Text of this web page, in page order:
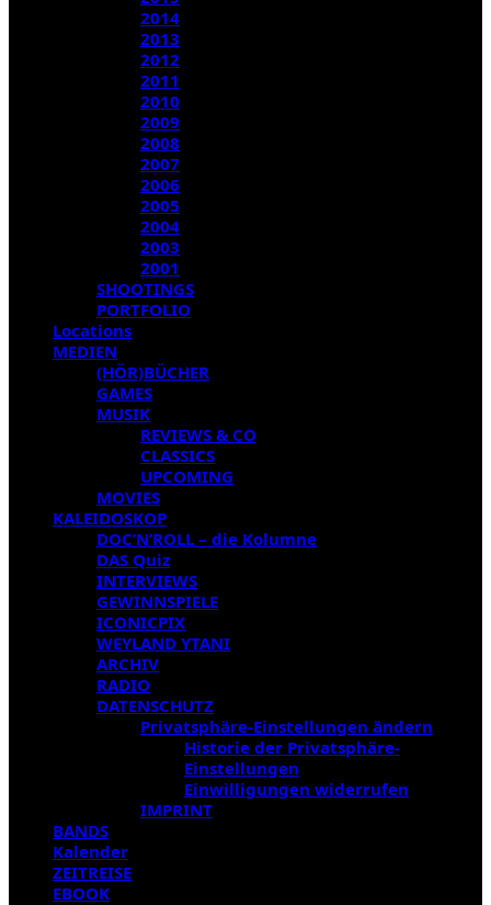
2014
2013
2012
2011
2010
2009
2008
2007
2006
2005
2004
2003
2001
SHOOTINGS
PORTFOLIO
Locations
MEDIEN
(HÖR)BÜCHER
GAMES
MUSIK
REVIEWS & CO
CLASSICS
UPCOMING
MOVIES
KALEIDOSKOP
DOC’N’ROLL – die Kolumne
DAS Quiz
INTERVIEWS
GEWINNSPIELE
ICONICPIX
WEYLAND YTANI
ARCHIV
RADIO
DATENSCHUTZ
Privatsphäre-Einstellungen ändern
Historie der Privatsphäre-
Einstellungen
Einwilligungen widerrufen
IMPRINT
BANDS
Kalender
ZEITREISE
EBOOK